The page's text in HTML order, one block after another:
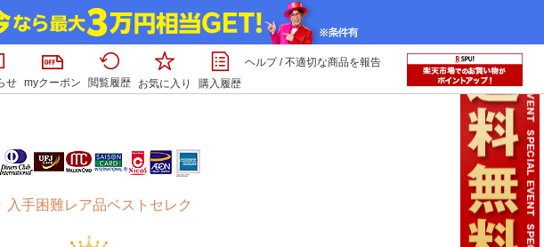
せ myクーポン 閲覧履歴 お気に入り 購入履歴
ヘルプ/不適切な商品を報告
手困難レア品ベストセレク